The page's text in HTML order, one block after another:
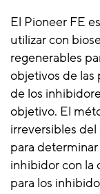
El Pioneer FE
utilizar con
regenerables
objetivos de las
de los
objetivo. El
irreversibles
para
inhibidor con la
para los